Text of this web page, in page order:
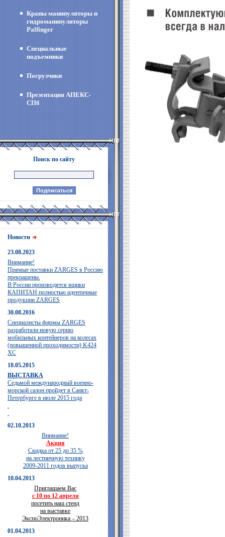
Краны манипуляторы и
гидроманипуляторы
Palfinger
Специальные
подъемники
Погрузчики
Презентация АПЕКС-
СПб
Поиск по сайту
Новости
23.08.2023
Внимание!
Прямые поставки ZARGES в Россию
прекращены.
В России производятся ящики
КАПИТАН полностью идентичные
продукции ZARGES
30.08.2016
Специалисты фирмы ZARGES
разработали новую серию
мобильных контейнеров на колесах
(повышенной проходимости) K424
XC
18.05.2015
ВЫСТАВКА
Седьмой международный военно-
морской салон пройдет в Санкт-
Петербурге в июле 2015 года
02.10.2013
Внимание!
Акция
Скидка от 25 до 35 %
на лестничную технику
2009-2011 годов выпуска
10.04.2013
Приглашаем Вас
с 10 по 12 апреля
посетить наш стенд
на выставке
ЭкспоЭлектроника – 2013
01.04.2013